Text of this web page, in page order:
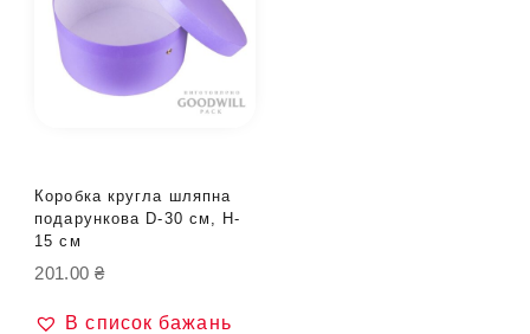
Коробка кругла шляпна
подарункова D-30 см, H-
15 см
201.00 ₴
В список бажань